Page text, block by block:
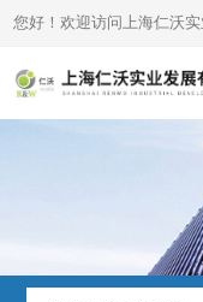
您好！欢迎访问上海仁沃实